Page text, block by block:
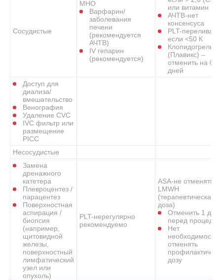
Сосудистые
МНО
Варфарин/
заболевания
печени
(рекомендуется
АЧТВ)
IV гепарин
(рекомендуется)
или витамин К)
АЧТВ-нет
консенсуса
PLT-
если <50 К
Клопидогрель
(Плавикс) –
отменить на 0-5
дней
Доступ для
диализа/
вмешательство
Венография
Удаление CVC
IVC фильтр или
размещение
PICC
Несосудистые
Замена
дренажного
катетера
Плевроцентез /
парацентез
Поверхностная
аспирация /
биопсия
(например,
щитовидной
железы,
поверхностный
лимфатический
узел или
опухоль)
PLT-нерегулярно
рекомендуемо
ASA-не отменять
LMWH
(терапевтическая
доза)
Отменить 1 дозу
перед
Нет
необходимости
отменять
дозу